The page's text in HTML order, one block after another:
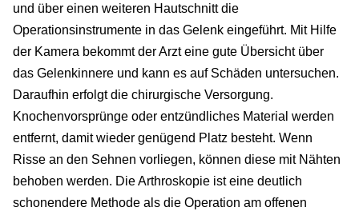
und über einen weiteren Hautschnitt die
Operationsinstrumente in das Gelenk eingeführt. Mit Hilfe
der Kamera bekommt der Arzt eine gute Übersicht über
das Gelenkinnere und kann es auf Schäden untersuchen.
Daraufhin erfolgt die chirurgische Versorgung.
Knochenvorsprünge oder entzündliches Material werden
entfernt, damit wieder genügend Platz besteht. Wenn
Risse an den Sehnen vorliegen, können diese mit Nähten
behoben werden. Die Arthroskopie ist eine deutlich
schonendere Methode als die Operation am offenen